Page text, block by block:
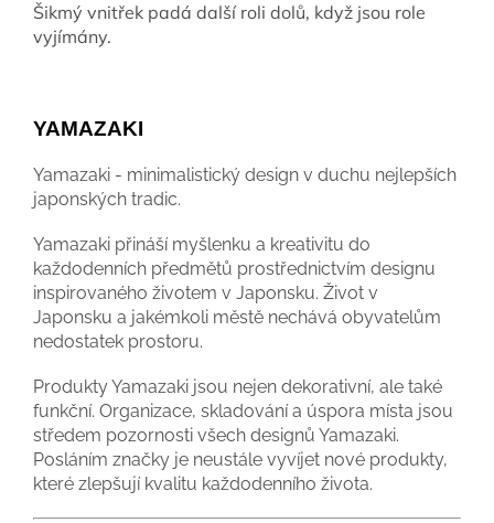
Šikmý vnitřek padá další roli dolů, když jsou role
vyjímány.
YAMAZAKI
Yamazaki - minimalistický design v duchu nejlepších
japonských tradic.
Yamazaki přináší myšlenku a kreativitu do
každodenních předmětů prostřednictvím designu
inspirovaného životem v Japonsku. Život v
Japonsku a jakémkoli městě nechává obyvatelům
nedostatek prostoru.
Produkty Yamazaki jsou nejen dekorativní, ale také
funkční. Organizace, skladování a úspora místa jsou
středem pozornosti všech designů Yamazaki.
Posláním značky je neustále vyvíjet nové produkty,
které zlepšují kvalitu každodenního života.